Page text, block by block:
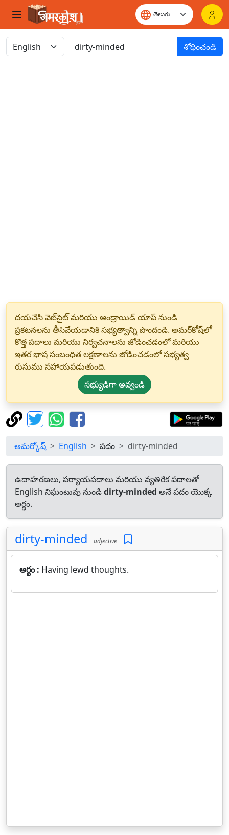
శోధించండి
దయచేసి వెబ్‌సైట్ మరియు ఆండ్రాయిడ్ యాప్ నుండి
ప్రకటనలను తీసివేయడానికి సభ్యత్వాన్ని పొందండి. అమర్‌కోష్‌లో
కొత్త పదాలు మరియు నిర్వచనాలను జోడించడంలో మరియు
ఇతర భాష సంబంధిత లక్షణాలను జోడించడంలో సభ్యత్వ
రుసుము సహాయపడుతుంది.
సభ్యుడిగా అవ్వండి
అమర్కోష్ English పదం dirty-minded
ఉదాహరణలు, పర్యాయపదాలు మరియు వ్యతిరేక పదాలతో
English నిఘంటువు నుండిdirty-minded అనే పదం యొక్క
అర్థం.
dirty-minded adjective
అర్థం : Having lewd thoughts.